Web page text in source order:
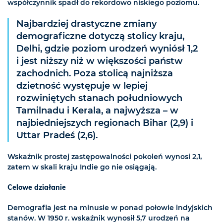
współczynnik spadł do rekordowo niskiego poziomu.
Najbardziej drastyczne zmiany
demograficzne dotyczą stolicy kraju,
Delhi, gdzie poziom urodzeń wyniósł 1,2
i jest niższy niż w większości państw
zachodnich. Poza stolicą najniższa
dzietność występuje w lepiej
rozwiniętych stanach południowych
Tamilnadu i Kerala, a najwyższa – w
najbiedniejszych regionach Bihar (2,9) i
Uttar Pradeś (2,6).
Wskaźnik prostej zastępowalności pokoleń wynosi 2,1,
zatem w skali kraju Indie go nie osiągają.
Celowe działanie
Demografia jest na minusie w ponad połowie indyjskich
stanów. W 1950 r. wskaźnik wynosił 5,7 urodzeń na